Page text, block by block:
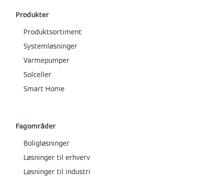
Produkter
Produktsortiment
Systemløsninger
Varmepumper
Solceller
Smart Home
Fagområder
Boligløsninger
Løsninger til erhverv
Løsninger til industri